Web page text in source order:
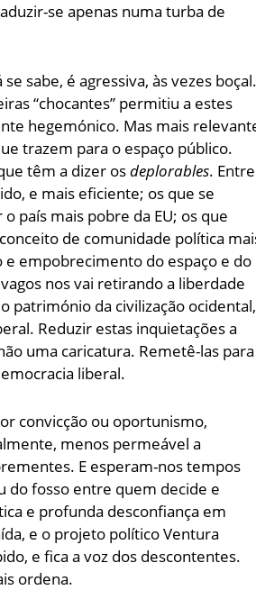
se apenas numa turba de
sabe, é agressiva, às vezes
“chocantes” permitiu a estes
hegemónico. Mas mais
trazem para o espaço público.
têm a dizer osdeplorables. Entre
e mais eficiente; os que se
país mais pobre da EU; os que
de comunidade política
empobrecimento do espaço e do
nos vai retirando a liberdade
património da civilização ocidental,
Reduzir estas inquietações a
uma caricatura. Remetê-las para
liberal.
convicção ou oportunismo,
menos permeável a
E esperam-nos tempos
do fosso entre quem decide e
e profunda desconfiança em
e o projeto político Ventura
e fica a voz dos descontentes.
ordena.